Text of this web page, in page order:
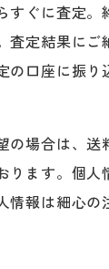
すぐに査定。
査定結果にご
の口座に振り
の場合は、送
ります。個人
情報は細心の